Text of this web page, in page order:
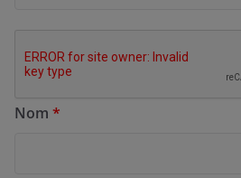
Nom *